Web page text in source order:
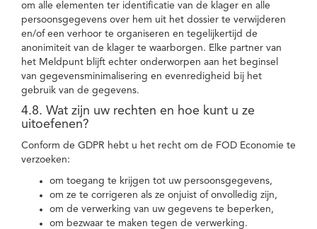
om alle elementen ter identificatie van de klager en alle
persoonsgegevens over hem uit het dossier te verwijderen
en/of een verhoor te organiseren en tegelijkertijd de
anonimiteit van de klager te waarborgen. Elke partner van
het Meldpunt blijft echter onderworpen aan het beginsel
van gegevensminimalisering en evenredigheid bij het
gebruik van de gegevens.
4.8. Wat zijn uw rechten en hoe kunt u ze
uitoefenen?
Conform de GDPR hebt u het recht om de FOD Economie te
verzoeken:
om toegang te krijgen tot uw persoonsgegevens,
om ze te corrigeren als ze onjuist of onvolledig zijn,
om de verwerking van uw gegevens te beperken,
om bezwaar te maken tegen de verwerking.